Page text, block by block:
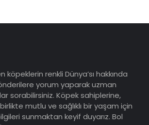
renkli Dünya’sı hakkında
yorum yaparak uzman
sorabilirsiniz. Köpek sahiplerine,
mutlu ve sağlıklı bir yaşam için
sunmaktan keyif duyarız. Bol